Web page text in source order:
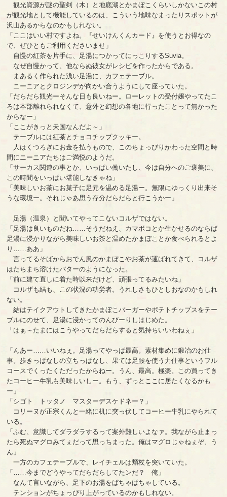
観光資源が謎の聖剣（木）と地底湖とかまぼこくらいしかないこの村
が観光地として機能しているのは、こういう地味なまったりスポットが
沢山あるからなのかもしれない。
「ここはいい村ですよね。『せいけんくんカード』を使うとお得なの
で、ぜひともご利用くださいませ」
自慢の紅茶を片手に、足湯につかってにっこりするSuvia。
なぜ自慢かって、他ならぬ彼女がレシピを作ったからである。
まあるく作られた浅い足湯に、カフェテーブル。
ニーニアとクロジンデが向かい合うようにして座っていた。
「だらだら観光ーそんな日も良いねー。ローレットの受付嬢やってたこ
ろは本部離れられなくて、意外と幻想の各地に行ったことって無かった
からなー」
「ここがきっと天国なんだよ～」
テーブルには紅茶とチョコチップクッキー。
人はくつろぎにお金を払うもので、このちょっぴりかわった空間と時
間にニーニアたちはご満悦のようだ。
「サーカス関連の事とか、いっぱい働いたし、今は自分へのご褒美に、
この時間をいっぱい堪能しなきゃね」
「美味しいお茶にお菓子に足元を温める足湯ー。無限にゆっくり出来そ
うな環境ー。それじゃあ思う存分だらだらと行こうかー」
足湯（温泉）と聞いてやってこないコルザではない。
「足湯は良いものだね……そうだねえ、カマボコとか生かせるのならば
足湯に浸かりながら美味しいお茶と温めたかまぼことか食べられるとよ
り……ああ」
言ってるそばからおでん風のかまぼこやお茶が運ばれてきて、コルザ
はたちまち溶けたバターのようになった。
「前に建て直しに着た時以来だけど、頑張ってるみたいね」
コルザも結も、この状況の功労者。うれしさもひとしおなのかもしれ
ない。
結はテイクアウトしてきたかまぼこバーガーやポテトチップスをテー
ブルにのせて、足湯に浸かってのんびーりしはじめた。
「はぁ～たまにはこうやってだらだらすると気持ちいいわねぇ」
「んあー……いいねぇ。足湯ってやっぱ最高。素材集めに鍛冶のお仕
事。歩きっぱなしの立ちっぱなし、果ては足腰を使う力仕事というフル
コースでくったくただったからねー。うん、最高。極楽。この買ってき
たコーヒー牛乳も美味しいしー。もう、ずっとここに居たくなるかも
ー」
「シゴト トッタノ マスターデスケドネー？」
コリーヌが正宗くんと一緒に机に突っ伏してコーヒー牛乳にやられて
いる。
「ふむ、意識してダラダラするって案外難しいよなァ。我ながら止まっ
たら死ぬマグロみてぇだって思っちまった。俺はマグロじゃねぇぞ、う
ん」
一方のカフェテーブルで、レイチェルは頬杖を突いていた。
「……今までどうやってだらだらしてたンだ？ 俺」
なんて言いながら、足下のお湯をぱちゃぱちゃしている。
テンションがちょっぴり上がっているのかもしれない。